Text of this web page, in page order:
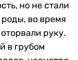
но не стали
во время
руку.
в грубом